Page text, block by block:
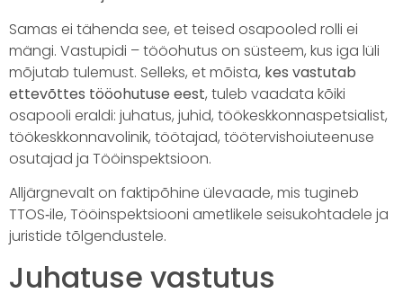
Samas ei tähenda see, et teised osapooled rolli ei
mängi. Vastupidi – tööohutus on süsteem, kus iga lüli
mõjutab tulemust. Selleks, et mõista, kes vastutab
ettevõttes tööohutuse eest, tuleb vaadata kõiki
osapooli eraldi: juhatus, juhid, töökeskkonnaspetsialist,
töökeskkonnavolinik, töötajad, töötervishoiuteenuse
osutajad ja Tööinspektsioon.
Alljärgnevalt on faktipõhine ülevaade, mis tugineb
TTOS‑ile, Tööinspektsiooni ametlikele seisukohtadele ja
juristide tõlgendustele.
Juhatuse vastutus